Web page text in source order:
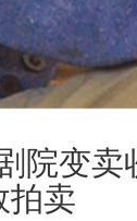
院变
拍卖